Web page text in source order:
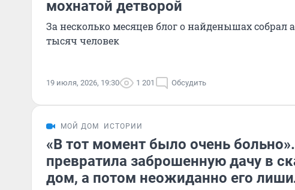
мохнатой детворой
За несколько месяцев блог о найденышах собрал
тысяч человек
19 июля, 2026, 19:30 1 201 Обсудить
МОЙ ДОМ ИСТОРИИ
«В тот момент было очень
превратила заброшенную дачу в
дом, а потом неожиданно его